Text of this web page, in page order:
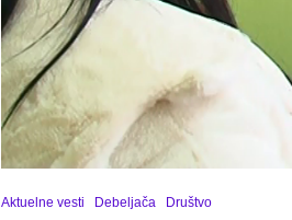
Aktuelne vesti Debeljača Društvo